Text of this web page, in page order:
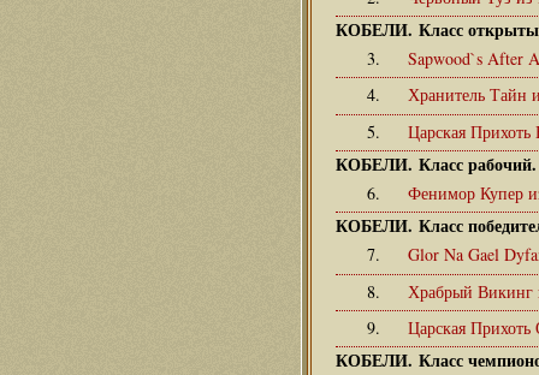
КОБЕЛИ. Класс
3. Sapwood`s After
4. Хранитель Тайн
5. Царская
КОБЕЛИ. Класс рабочий.
6. Фенимор Купер
КОБЕЛИ. Класс
7. Glor Na Gael
8. Храбрый
9. Царская
КОБЕЛИ. Класс